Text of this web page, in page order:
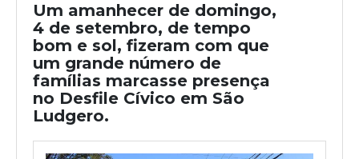
Um amanhecer de domingo,
4 de setembro, de tempo
bom e sol, fizeram com que
um grande número de
famílias marcasse presença
no Desfile Cívico em São
Ludgero.